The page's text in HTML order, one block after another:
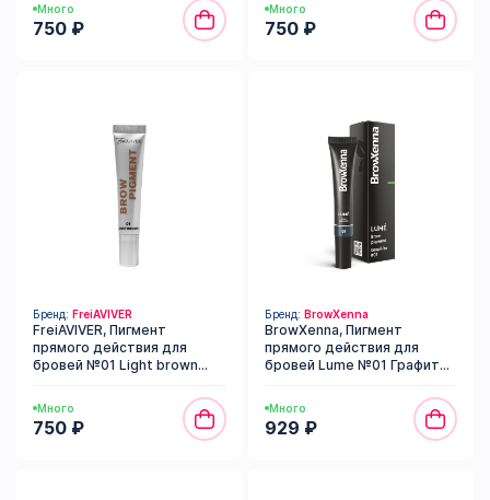
Много
750 ₽
Много
750 ₽
Бренд: FreiAVIVER
FreiAVIVER, Пигмент
прямого действия для
бровей №01 Light brown
Много
750 ₽
Бренд: BrowXenna
BrowXenna, Пигмент
прямого действия для
бровей Lume №01 Графит
Много
929 ₽